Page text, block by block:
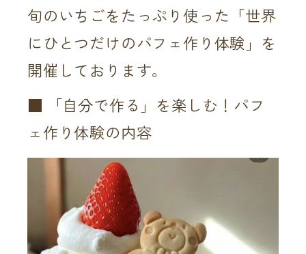
旬のいちごをたっぷり使った「世界
にひとつだけのパフェ作り体験」を
開催しております。
■ 「自分で作る」を楽しむ！パフ
ェ作り体験の内容